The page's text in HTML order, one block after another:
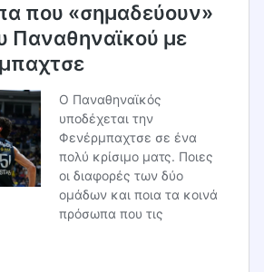
που «σημαδεύουν»
Παναθηναϊκού με
Ο Παναθηναϊκός
υποδέχεται την
Φενέρμπαχτσε σε ένα
πολύ κρίσιμο ματς. Ποιες
οι διαφορές των δύο
ομάδων και ποια τα κοινά
πρόσωπα που τις